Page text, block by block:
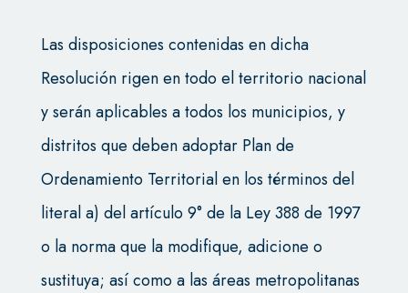
Las disposiciones contenidas en dicha
Resolución rigen en todo el territorio nacional
y serán aplicables a todos los municipios, y
distritos que deben adoptar Plan de
Ordenamiento Territorial en los términos del
literal a) del artículo 9° de la Ley 388 de 1997
o la norma que la modifique, adicione o
sustituya; así como a las áreas metropolitanas